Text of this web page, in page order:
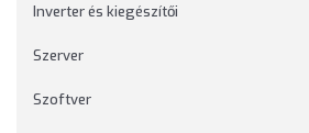
Inverter és kiegészítői
Szerver
Szoftver